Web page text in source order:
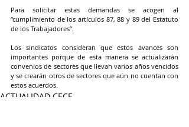
Para solicitar estas demandas se acogen al
“cumplimiento de los artículos 87, 88 y 89 del Estatuto
de los Trabajadores”.
Los sindicatos consideran que estos avances son
importantes porque de esta manera se actualizarán
convenios de sectores que llevan varios años vencidos
y se crearán otros de sectores que aún no cuentan con
estos acuerdos.
ACTUALIDAD CECE